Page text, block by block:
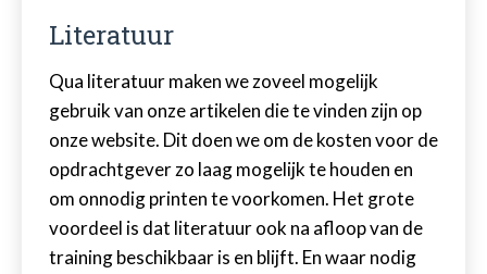
Literatuur
Qua literatuur maken we zoveel mogelijk
gebruik van onze artikelen die te vinden zijn op
onze website. Dit doen we om de kosten voor de
opdrachtgever zo laag mogelijk te houden en
om onnodig printen te voorkomen. Het grote
voordeel is dat literatuur ook na afloop van de
training beschikbaar is en blijft. En waar nodig